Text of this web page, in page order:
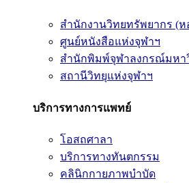
สำนักงานวิทยทรัพยากร (
ศูนย์หนังสือแห่งจุฬาฯ
สำนักพิมพ์จุฬาลงกรณ์มหา
สถานีวิทยุแห่งจุฬาฯ
บริการทางการแพทย์
โอสถศาลา
บริการทางทันตกรรม
คลินิกกายภาพบำบัด